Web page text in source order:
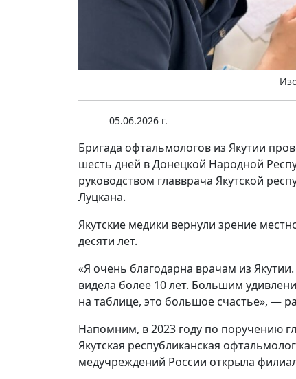
05.06.2026 г.
Бригада офтальмологов из Якутии
шесть дней в Донецкой Народной
руководством главврача Якутской
Луцкана.
Якутские медики вернули зрение
десяти лет.
«Я очень благодарна врачам из
видела более 10 лет. Большим
на таблице, это большое счастье», —
Напомним, в 2023 году по поручению
Якутская республиканская
медучреждений России открыла